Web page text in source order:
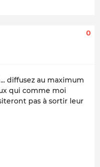
0
diffusez au maximum
qui comme moi
pas à sortir leur